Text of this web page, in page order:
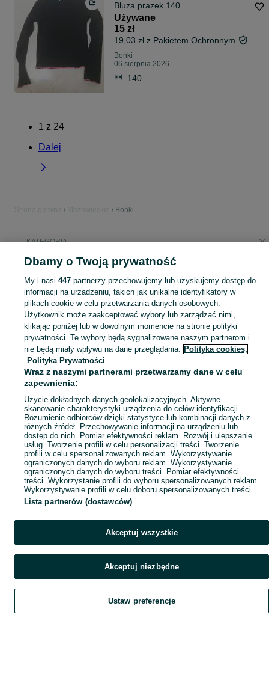
Bluza prazek 140
Używane
15 zł
19,03 zł z Pakietem Ochronnym
Bońki
06 sierpnia 2026
140
1 z 24
Dalej
Bońki
KATEGORIA
Popularne wyszukiwania
butla azot azot
Skorzystaj z największego serwisu ogłoszeniowego - Bońki i okolice! Kupuj to, czego pragniesz i sprzedawaj to, czego już nie potrzebujesz! Zobacz
Mapa kategorii
Mapa miejscowości
Mapa ministron
Szukaj Obserwujesz Dodaj Czat Konto
Dbamy o Twoją prywatność
My i nasi 447partnerzy przechowujemy lub uzyskujemy dostęp do
informacji na urządzeniu, takich jak unikalne identyfikatory w
plikach cookie w celu przetwarzania danych osobowych.
Użytkownik może zaakceptować wybory lub zarządzać nimi,
klikając poniżej lub w dowolnym momencie na stronie polityki
prywatności. Te wybory będą sygnalizowane naszym partnerom i
nie będą miały wpływu na dane przeglądania. Polityka cookies,
Polityka Prywatności
Wraz z naszymi partnerami przetwarzamy dane w celu
zapewnienia:
Użycie dokładnych danych geolokalizacyjnych. Aktywne
skanowanie charakterystyki urządzenia do celów identyfikacji.
Rozumienie odbiorców dzięki statystyce lub kombinacji danych z
różnych źródeł. Przechowywanie informacji na urządzeniu lub
dostęp do nich. Pomiar efektywności reklam. Rozwój i ulepszanie
usług. Tworzenie profili w celu personalizacji treści. Tworzenie
profili w celu spersonalizowanych reklam. Wykorzystywanie
ograniczonych danych do wyboru reklam. Wykorzystywanie
ograniczonych danych do wyboru treści. Pomiar efektywności
treści. Wykorzystanie profili do wyboru spersonalizowanych reklam.
Wykorzystywanie profili w celu doboru spersonalizowanych treści.
Lista partnerów (dostawców)
Akceptuj wszystkie
Akceptuj niezbędne
Ustaw preferencje